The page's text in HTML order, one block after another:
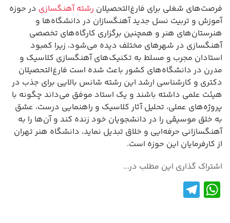
فرصت‌های شغلی برای فارغ‌التحصیلان رشته آهنگسازی در حوزه
آموزش و تربیت نسل جدید آهنگسازان در دانشگاه‌ها و
هنرستان‌های هنر و همچنین برگزاری کارگاه‌های تخصصی
آهنگسازی در شهرهای مختلف دیده می‌شود، زیرا کمبود
استادان مجرب و مسلط به تکنیک‌های آهنگسازی کلاسیک و
مدرن در دانشگاه‌های کشور باعث شده است فارغ‌التحصیلان
دکتری و کارشناسی ارشد این رشته شانس بالایی برای جذب در
هیئت علمی داشته باشند و یک استاد موفق می‌داند چگونه با
پروژه‌های عملی، تحلیل آثار کلاسیک و راهنمایی درست، عشق
به خلق موسیقی را در دانشجویان خود زنده کند و آن‌ها را به
آهنگسازانی حرفه‌ایی و خلاق تبدیل نماید، دانشگاه هنر تهران
از کارفرمایان این حوزه است.
اشتراک گذاری این مطلب در...
W
h